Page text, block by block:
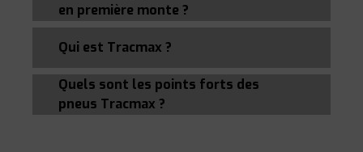
en première monte ?
Qui est Tracmax ?
Quels sont les points forts des
pneus Tracmax ?